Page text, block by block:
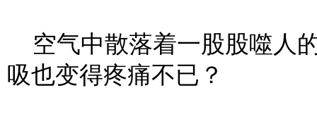
空气中散落着一股股噬人
吸也变得疼痛不已？